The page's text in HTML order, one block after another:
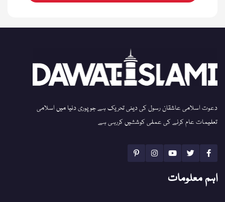
دعوت اسلامی عاشقان رسول کی دینی تحریک ہے جو پوری دنیا میں اسلامی
تعلیمات عام کرنے کی عملی کوششیں کررہی ہے
اہم معلومات